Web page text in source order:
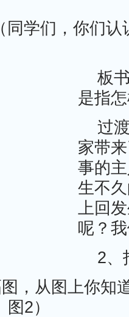
同学们，你们认
板
是指
过
家带
事的
生不
上回
呢？
2、
，从图上你知
2）